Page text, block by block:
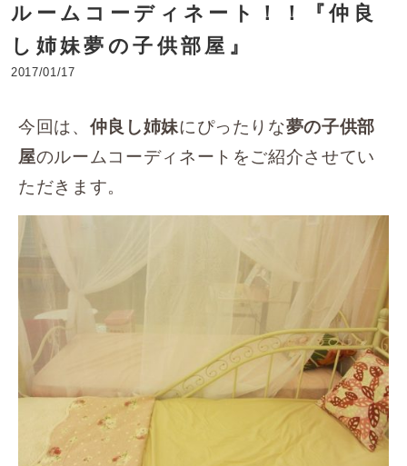
ルームコーディネート！！『仲良
し姉妹夢の子供部屋』
2017/01/17
今回は、 仲良し姉妹にぴったりな夢の子供部
屋のルームコーディネートをご紹介させてい
ただきます。